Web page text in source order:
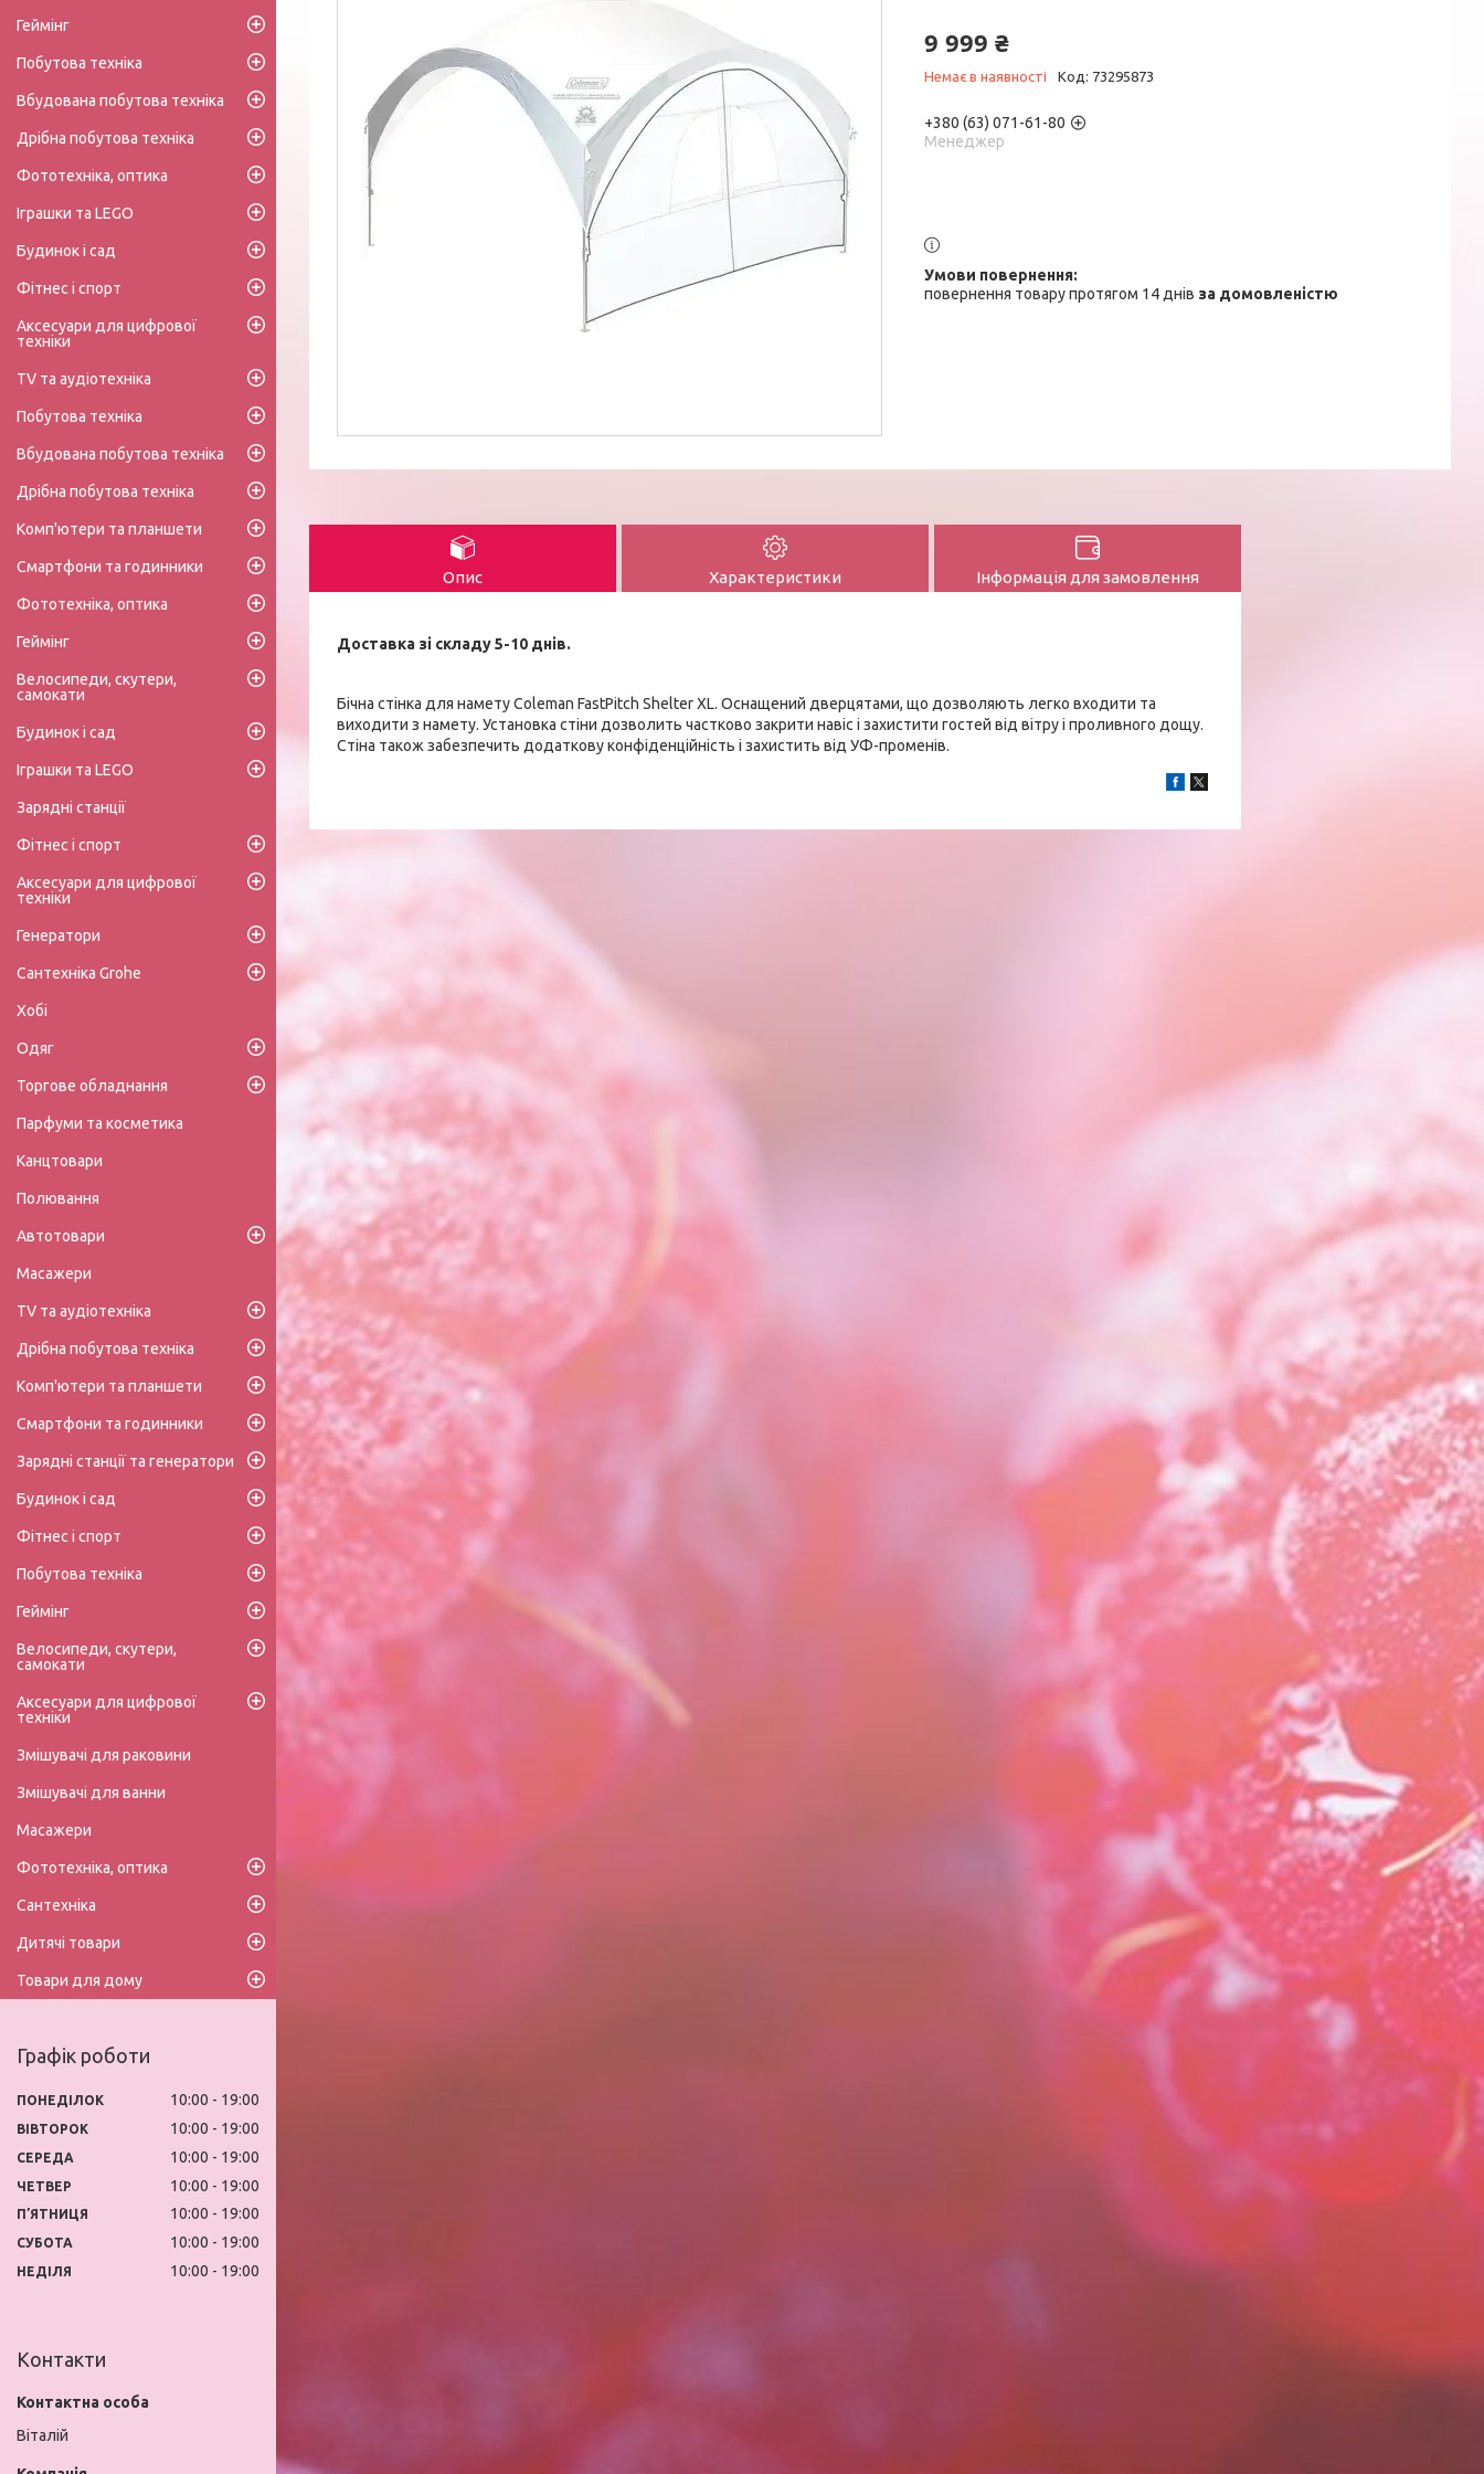
9 999 ₴
Немає в наявності Код: 73295873
+380 (63) 071-61-80
Менеджер
повернення товару протягом 14 днів за домовленістю
Опис Характеристики Інформація для замовлення
Доставка зі складу 5-10 днів.
Бічна стінка для намету Coleman FastPitch Shelter XL. Оснащений дверцятами, що дозволяють легко входити та
виходити з намету. Установка стіни дозволить частково закрити навіс і захистити гостей від вітру і проливного дощу.
Стіна також забезпечить додаткову конфіденційність і захистить від УФ-променів.
Геймінг
Побутова техніка
Вбудована побутова техніка
Дрібна побутова техніка
Фототехніка, оптика
Іграшки та LEGO
Будинок і сад
Фітнес і спорт
Аксесуари для цифрової
техніки
TV та аудіотехніка
Побутова техніка
Вбудована побутова техніка
Дрібна побутова техніка
Комп'ютери та планшети
Смартфони та годинники
Фототехніка, оптика
Геймінг
Велосипеди, скутери,
самокати
Будинок і сад
Іграшки та LEGO
Зарядні станції
Фітнес і спорт
Аксесуари для цифрової
техніки
Генератори
Сантехніка Grohe
Хобі
Одяг
Торгове обладнання
Парфуми та косметика
Канцтовари
Полювання
Автотовари
Масажери
TV та аудіотехніка
Дрібна побутова техніка
Комп'ютери та планшети
Смартфони та годинники
Зарядні станції та генератори
Будинок і сад
Фітнес і спорт
Побутова техніка
Геймінг
Велосипеди, скутери,
самокати
Аксесуари для цифрової
техніки
Змішувачі для раковини
Змішувачі для ванни
Масажери
Фототехніка, оптика
Сантехніка
Дитячі товари
Товари для дому
Графік роботи
ПОНЕДІЛОК 10:00 19:00
ВІВТОРОК 10:00 19:00
СЕРЕДА 10:00 19:00
ЧЕТВЕР 10:00 19:00
ПʼЯТНИЦЯ 10:00 19:00
СУБОТА 10:00 19:00
НЕДІЛЯ 10:00 19:00
Контакти
Віталій